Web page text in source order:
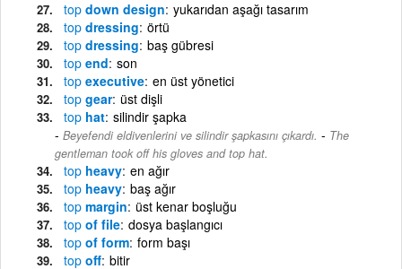
top down design yukarıdan aşağı tasarım
top dressing örtü
top dressing baş gübresi
top end son
top executive en üst yönetici
top gear üst dişli
top hat silindir şapka
Beyefendi eldivenlerini ve silindir şapkasını çıkardı. - The
gentleman took off his gloves and top hat.
top heavy en ağır
top heavy baş ağır
top margin üst kenar boşluğu
top of file dosya başlangıcı
top of form form başı
top off bitir